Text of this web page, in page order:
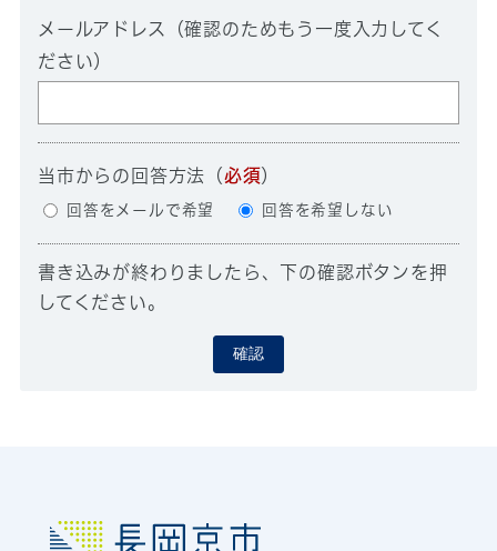
メールアドレス（確認のためもう一度入力してく
ださい）
当市からの回答方法 （必須）
回答をメールで希望 回答を希望しない
書き込みが終わりましたら、下の確認ボタンを押
してください。
確認